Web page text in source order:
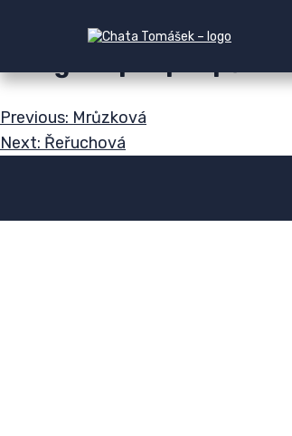
Navigace pro příspěvek
Previous: Mrůzková
Next: Řeřuchová